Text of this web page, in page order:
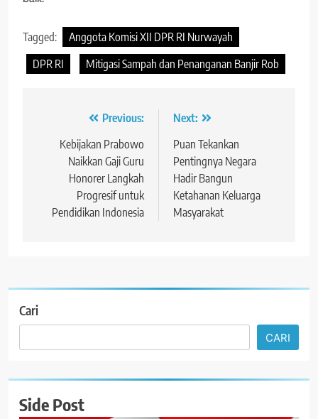
Tagged:
Anggota Komisi XII DPR RI Nurwayah
DPR RI
Mitigasi Sampah dan Penanganan Banjir Rob
Navigasi
pos
Previous:
Kebijakan Prabowo
Naikkan Gaji Guru
Honorer Langkah
Progresif untuk
Pendidikan Indonesia
Next:
Puan Tekankan
Pentingnya Negara
Hadir Bangun
Ketahanan Keluarga
Masyarakat
Cari
CARI
Side Post